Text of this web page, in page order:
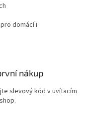
domácí i
nákup
slevový kód v uvítacím